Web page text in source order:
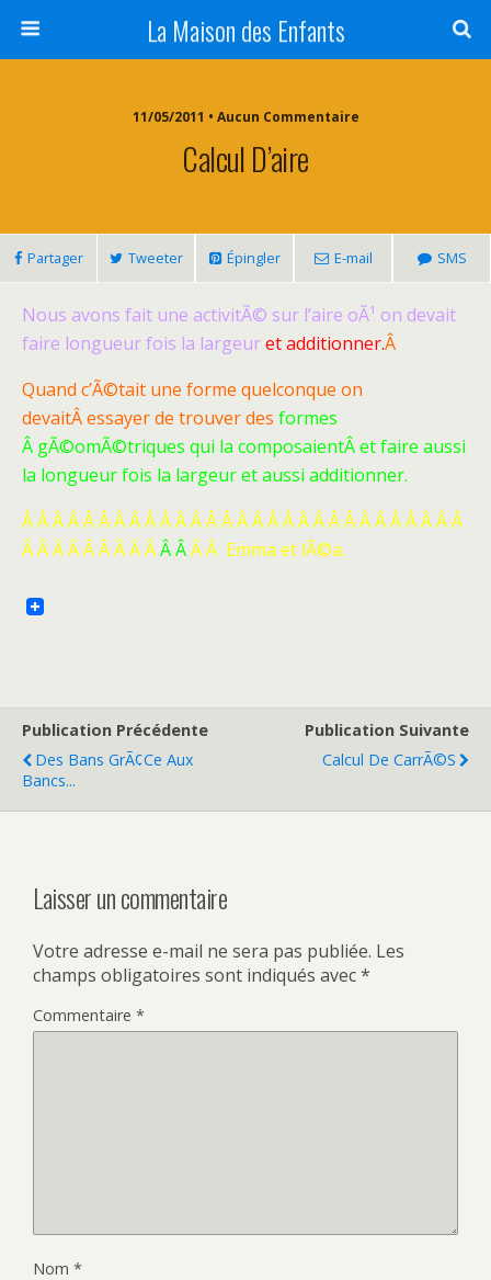
La Maison des Enfants
11/05/2011 • Aucun Commentaire
Calcul D’aire
Partager Tweeter Épingler E-mail SMS
Nous avons fait une activitÃ© sur l’aire oÃ¹ on devait
faire longueur fois la largeuret additionner.Â
Quand c’Ã©tait une forme quelconque on
devaitÂ essayer de trouver des formes
Â gÃ©omÃ©triques qui la composaientÂ et faire aussi
la longueur fois la largeur et aussi additionner.
Â Â Â Â Â Â Â Â Â Â Â Â Â Â Â Â Â Â Â Â Â Â Â Â Â Â Â Â Â
Â Â Â Â Â Â Â Â ÂÂ ÂÂ Â Emma et lÃ©a.
Publication Précédente
Des Bans GrÃ¢ce Aux
Bancs...
Publication Suivante
Calcul De CarrÃ©s
Laisser un commentaire
Votre adresse e-mail ne sera pas publiée. Les
champs obligatoires sont indiqués avec*
Commentaire *
Nom *